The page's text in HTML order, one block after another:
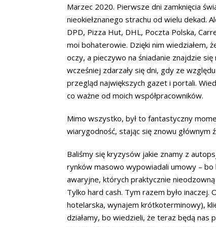
Marzec 2020. Pierwsze dni zamknięcia
nieokiełznanego strachu od wielu dekad.
DPD, Pizza Hut, DHL, Poczta Polska,
moi bohaterowie. Dzięki nim wiedziałem,
oczy, a pieczywo na śniadanie znajdzie
wcześniej zdarzały się dni, gdy ze
przegląd największych gazet i portali.
co ważne od moich współpracowników.
Mimo wszystko, był to fantastyczny
wiarygodność, stając się znowu głównym
Baliśmy się kryzysów jakie znamy z
rynków masowo wypowiadali umowy –
awaryjne, których praktycznie
Tylko hard cash. Tym razem było
hotelarska, wynajem krótkoterminowy),
działamy, bo wiedzieli, że teraz będą nas